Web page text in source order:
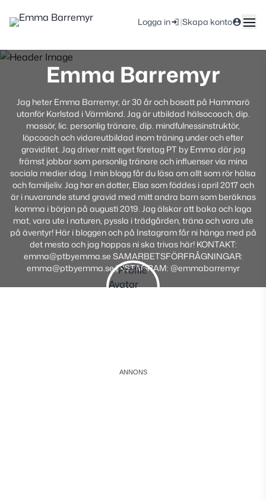
Logga in |Skapa konto
Emma Barremyr
Jag heter Emma Barremyr, är 30 år och bosatt på Hammarö
utanför Karlstad i Värmland. Jag är utbildad hälsocoach, dip.
massör, lic. personlig tränare, dip. mindfulnessinstruktör,
löpcoach och vidareutbildad inom träning under och efter
graviditet. Jag driver mitt eget företag PT by Emma där jag
främst jobbar som personlig tränare och influenser via mina
sociala medier idag. I min blogg får du läsa om allt som rör hälsa
och familjeliv. Jag har en dotter, Elsa som föddes i april 2017 och
är i nuvarande stund gravid med mitt andra barn som beräknas
komma i början på augusti 2019. Jag älskar att baka och laga
mat, vara ute i naturen, pyssla i trädgården, träna och vara ute
på äventyr! Här i bloggen och på Instagram får ni hänga med på
det mesta och jag hoppas ni ska trivas här! KONTAKT:
emma@ptbyemma.se SAMARBETSFÖRFRÅGNINGAR:
emma@ptbyemma.se INSTAGRAM: @emmabarremyr